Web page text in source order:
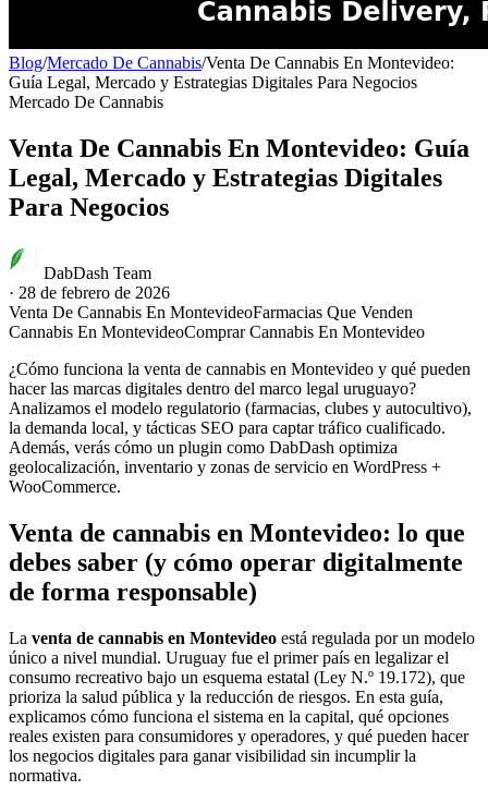
Blog/Mercado De Cannabis/Venta De Cannabis En Montevideo:
Guía Legal, Mercado y Estrategias Digitales Para Negocios
Mercado De Cannabis
Venta De Cannabis En Montevideo: Guía
Legal, Mercado y Estrategias Digitales
Para Negocios
DabDash Team
· 28 de febrero de 2026
Venta De Cannabis En MontevideoFarmacias Que Venden
Cannabis En MontevideoComprar Cannabis En Montevideo
¿Cómo funciona la venta de cannabis en Montevideo y qué pueden
hacer las marcas digitales dentro del marco legal uruguayo?
Analizamos el modelo regulatorio (farmacias, clubes y autocultivo),
la demanda local, y tácticas SEO para captar tráfico cualificado.
Además, verás cómo un plugin como DabDash optimiza
geolocalización, inventario y zonas de servicio en WordPress +
WooCommerce.
Venta de cannabis en Montevideo: lo que
debes saber (y cómo operar digitalmente
de forma responsable)
La venta de cannabis en Montevideo está regulada por un modelo
único a nivel mundial. Uruguay fue el primer país en legalizar el
consumo recreativo bajo un esquema estatal (Ley N.º 19.172), que
prioriza la salud pública y la reducción de riesgos. En esta guía,
explicamos cómo funciona el sistema en la capital, qué opciones
reales existen para consumidores y operadores, y qué pueden hacer
los negocios digitales para ganar visibilidad sin incumplir la
normativa.